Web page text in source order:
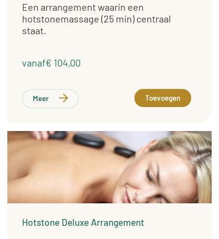
Een arrangement waarin een
hotstonemassage (25 min) centraal
staat.
vanaf€ 104,00
Meer Toevoegen
Hotstone Deluxe Arrangement